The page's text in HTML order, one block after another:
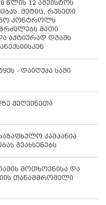
წლის 12 აგვისტოს
მეტიც, რუსეთი
კონტროლს
მათი
აქტიურად დგამს
- დაიღუპა სამი
მეღვინეთა
კამპანია
გვახსენებს
მოთხოვნისა და
თანამშრომელი